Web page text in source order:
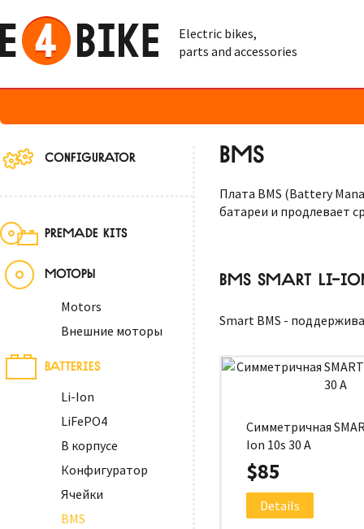
Electric bikes,
parts and accessories
CONFIGURATOR
PREMADE KITS
МОТОРЫ
Motors
Внешние моторы
BATTERIES
Li-Ion
LiFePO4
В корпусе
Конфигуратор
Ячейки
BMS
BMS
Плата BMS (Battery
батареи и продлевает
BMS SMART LI-
Smart BMS -
Симметричная
Ion 10s 30 A
$85
Details